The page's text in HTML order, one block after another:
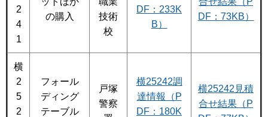
2
4
1
の購入
技術
校
DF：233K
B）
DF：73KB）
横
2
5
2
フォール
ディング
テーブル
戸塚
警察
横25242調
達情報（P
DF：180K
横25242見積
合せ結果（P